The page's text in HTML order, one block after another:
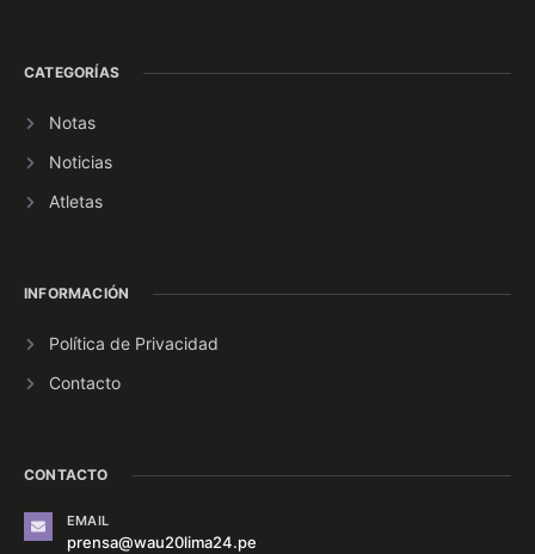
CATEGORÍAS
Notas
Noticias
Atletas
INFORMACIÓN
Política de Privacidad
Contacto
CONTACTO
EMAIL
prensa@wau20lima24.pe